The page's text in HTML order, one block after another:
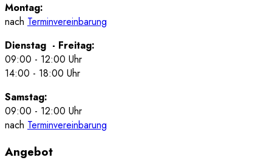
Montag:
nach Terminvereinbarung
Dienstag - Freitag:
09:00 - 12:00 Uhr
14:00 - 18:00 Uhr
Samstag:
09:00 - 12:00 Uhr
nach Terminvereinbarung
Angebot